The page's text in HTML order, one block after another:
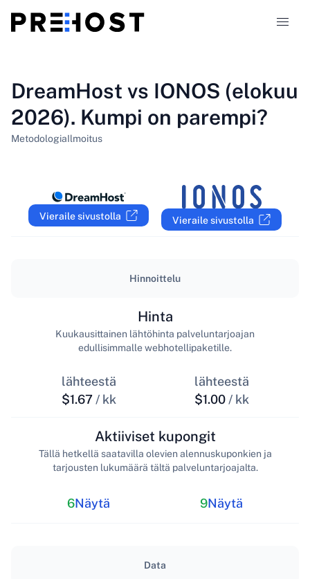
Vertailut
DreamHost vs IONOS (elokuu
2026). Kumpi on parempi?
MetodologiaIlmoitus
Vieraile sivustolla Vieraile sivustolla
Hinnoittelu
lähteestä
$1.67 / kk
Hinta
Kuukausittainen lähtöhinta palveluntarjoajan
edullisimmalle webhotellipaketille.
lähteestä
$1.00 / kk
6Näytä
Aktiiviset kupongit
Tällä hetkellä saatavilla olevien alennuskuponkien ja
tarjousten lukumäärä tältä palveluntarjoajalta.
9Näytä
Data